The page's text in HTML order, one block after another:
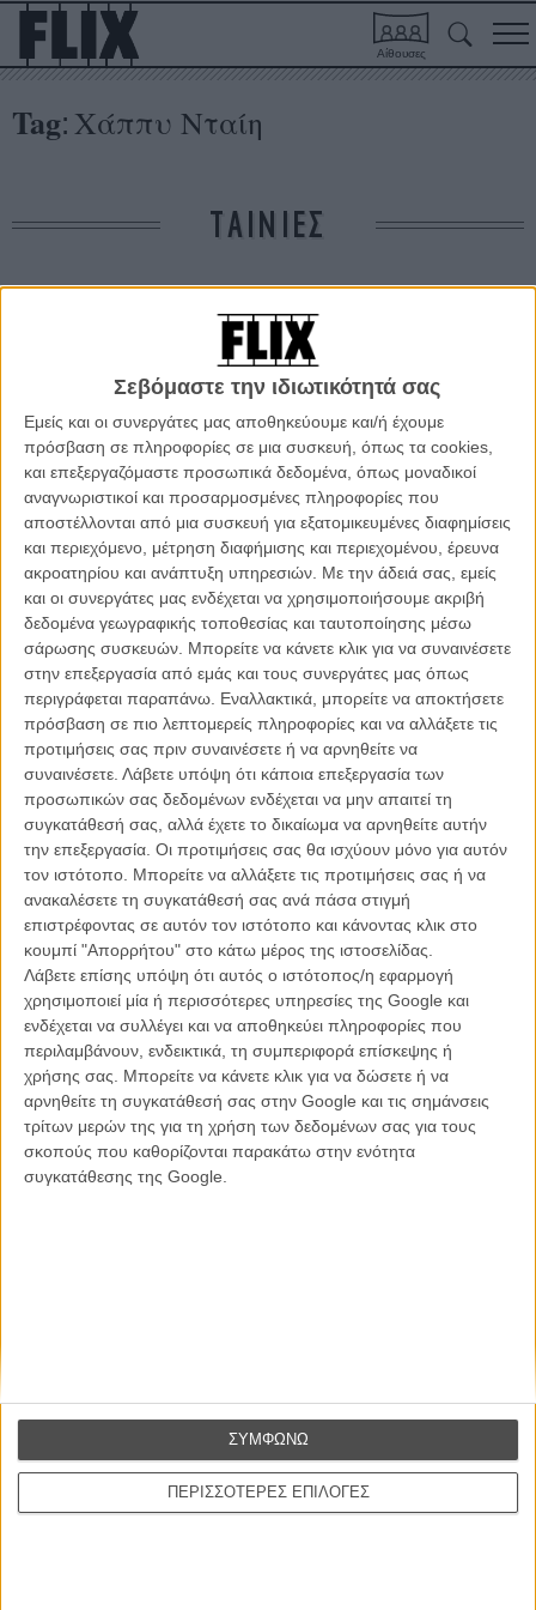
Σεβόμαστε την ιδιωτικότητά σας
Εμείς και οι συνεργάτες μας αποθηκεύουμε και/ή έχουμε
πρόσβαση σε πληροφορίες σε μια συσκευή, όπως τα cookies,
και επεξεργαζόμαστε προσωπικά δεδομένα, όπως μοναδικοί
αναγνωριστικοί και προσαρμοσμένες πληροφορίες που
αποστέλλονται από μια συσκευή για εξατομικευμένες διαφημίσεις
και περιεχόμενο, μέτρηση διαφήμισης και περιεχομένου, έρευνα
ακροατηρίου και ανάπτυξη υπηρεσιών. Με την άδειά σας, εμείς
και οι συνεργάτες μας ενδέχεται να χρησιμοποιήσουμε ακριβή
δεδομένα γεωγραφικής τοποθεσίας και ταυτοποίησης μέσω
σάρωσης συσκευών. Μπορείτε να κάνετε κλικ για να συναινέσετε
στην επεξεργασία από εμάς και τους συνεργάτες μας όπως
περιγράφεται παραπάνω. Εναλλακτικά, μπορείτε να αποκτήσετε
πρόσβαση σε πιο λεπτομερείς πληροφορίες και να αλλάξετε τις
προτιμήσεις σας πριν συναινέσετε ή να αρνηθείτε να
συναινέσετε. Λάβετε υπόψη ότι κάποια επεξεργασία των
προσωπικών σας δεδομένων ενδέχεται να μην απαιτεί τη
συγκατάθεσή σας, αλλά έχετε το δικαίωμα να αρνηθείτε αυτήν
την επεξεργασία. Οι προτιμήσεις σας θα ισχύουν μόνο για αυτόν
τον ιστότοπο. Μπορείτε να αλλάξετε τις προτιμήσεις σας ή να
ανακαλέσετε τη συγκατάθεσή σας ανά πάσα στιγμή
επιστρέφοντας σε αυτόν τον ιστότοπο και κάνοντας κλικ στο
κουμπί "Απορρήτου" στο κάτω μέρος της ιστοσελίδας.
Λάβετε επίσης υπόψη ότι αυτός ο ιστότοπος/η εφαρμογή
χρησιμοποιεί μία ή περισσότερες υπηρεσίες της Google και
ενδέχεται να συλλέγει και να αποθηκεύει πληροφορίες που
περιλαμβάνουν, ενδεικτικά, τη συμπεριφορά επίσκεψης ή
χρήσης σας. Μπορείτε να κάνετε κλικ για να δώσετε ή να
αρνηθείτε τη συγκατάθεσή σας στην Google και τις σημάνσεις
τρίτων μερών της για τη χρήση των δεδομένων σας για τους
σκοπούς που καθορίζονται παρακάτω στην ενότητα
συγκατάθεσης της Google.
ΠΕΡΙΣΣΟΤΕΡΕΣ ΕΠΙΛΟΓΕΣ
ΣΥΜΦΩΝΩ
Αίθουσες
Tag: Χάππυ Νταίη
ΤΑΙΝΙΕΣ
Δε βρέθηκαν σχετικές κριτικές ταινιών.
ΑΡΘΡΑ
Τα νησιά του ελληνικού σινεμά #13 - Η Μακρόνησος στο
«Χάππυ Νταίη» του Παντελή Βούλγαρη
ΘΕΜΑΤΑ /13 ΙΟΥΛ 2015/ Μανώλης Κρανάκης
Βιμ Βέντερς
Συνέντευξη
Η επιτυχία είναι υπερτιμημένη. Δεν σε κάνει
καλύτερο, δεν σε πάει πουθενά η επιτυχία. Είναι
απλώς ένα ωραίο, ανεβαστικό, επιφανειακό
συναίσθημα.»
CONNECT
Εγγράψου στο εβδομαδιαίο newsletter μας.
Θέλω να λαμβάνω τα newsletter σας.